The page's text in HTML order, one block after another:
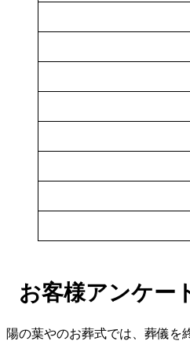
お客様アンケー
陽の葉やのお葬式では、葬儀を